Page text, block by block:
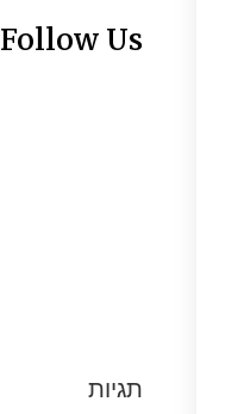
Follow Us
תגיות